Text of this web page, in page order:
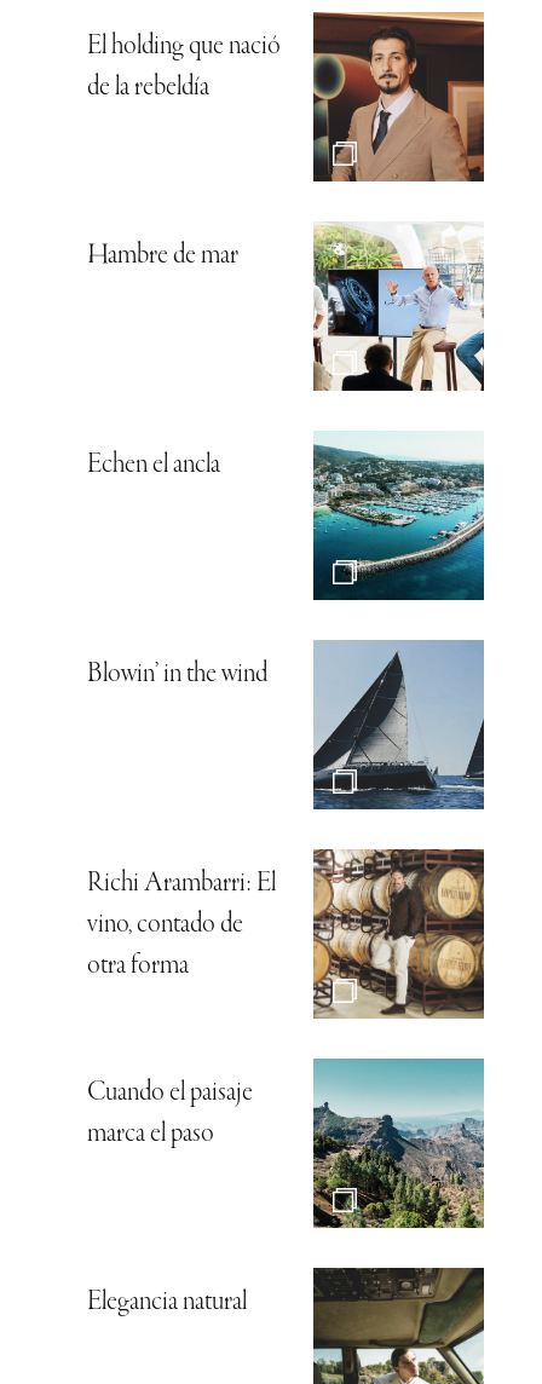
El holding que nació
de la rebeldía
Hambre de mar
Echen el ancla
Blowin’ in the wind
Richi Arambarri: El
vino, contado de
otra forma
Cuando el paisaje
marca el paso
Elegancia natural